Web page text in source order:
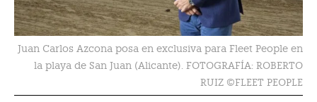
Juan Carlos Azcona posa en exclusiva para Fleet People en
la playa de San Juan (Alicante). FOTOGRAFÍA: ROBERTO
RUIZ ©FLEET PEOPLE